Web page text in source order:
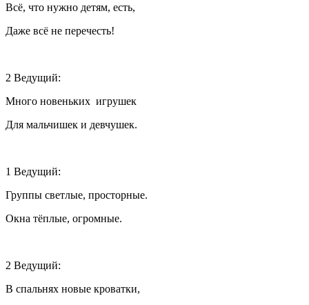
Всё, что нужно детям, есть,
Даже всё не перечесть!
2 Ведущий:
Много новеньких игрушек
Для мальчишек и девчушек.
1 Ведущий:
Группы светлые, просторные.
Окна тёплые, огромные.
2 Ведущий:
В спальнях новые кроватки,